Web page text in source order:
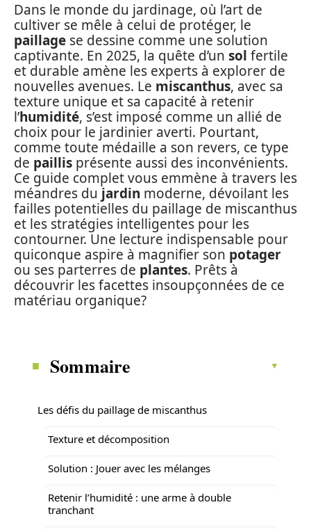
Dans le monde du jardinage, où l’art de
cultiver se mêle à celui de protéger, le
paillage se dessine comme une solution
captivante. En 2025, la quête d’un sol fertile
et durable amène les experts à explorer de
nouvelles avenues. Le miscanthus, avec sa
texture unique et sa capacité à retenir
l’humidité, s’est imposé comme un allié de
choix pour le jardinier averti. Pourtant,
comme toute médaille a son revers, ce type
de paillis présente aussi des inconvénients.
Ce guide complet vous emmène à travers les
méandres du jardin moderne, dévoilant les
failles potentielles du paillage de miscanthus
et les stratégies intelligentes pour les
contourner. Une lecture indispensable pour
quiconque aspire à magnifier son potager
ou ses parterres de plantes. Prêts à
découvrir les facettes insoupçonnées de ce
matériau organique?
Sommaire
Les défis du paillage de miscanthus
Texture et décomposition
Solution : Jouer avec les mélanges
Retenir l’humidité : une arme à double
tranchant